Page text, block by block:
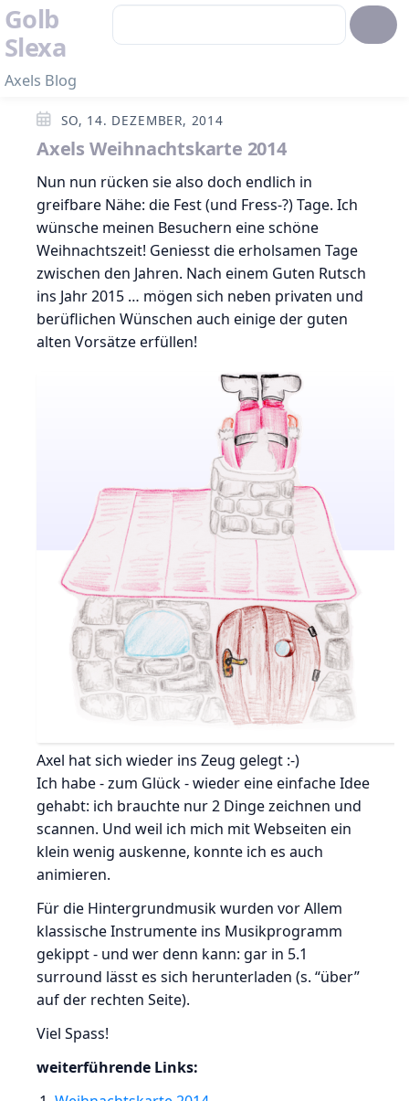
Golb
Slexa
Axels Blog
SO, 14. DEZEMBER, 2014
Axels Weihnachtskarte 2014
Nun nun rücken sie also doch endlich in
greifbare Nähe: die Fest (und Fress-?) Tage. Ich
wünsche meinen Besuchern eine schöne
Weihnachtszeit! Geniesst die erholsamen Tage
zwischen den Jahren. Nach einem Guten Rutsch
ins Jahr 2015 … mögen sich neben privaten und
berüflichen Wünschen auch einige der guten
alten Vorsätze erfüllen!
Axel hat sich wieder ins Zeug gelegt :-)
Ich habe - zum Glück - wieder eine einfache Idee
gehabt: ich brauchte nur 2 Dinge zeichnen und
scannen. Und weil ich mich mit Webseiten ein
klein wenig auskenne, konnte ich es auch
animieren.
Für die Hintergrundmusik wurden vor Allem
klassische Instrumente ins Musikprogramm
gekippt - und wer denn kann: gar in 5.1
surround lässt es sich herunterladen (s. “über”
auf der rechten Seite).
Viel Spass!
weiterführende Links: